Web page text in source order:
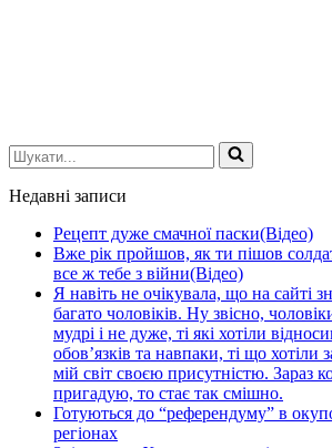
Шукати...
Недавні записи
Рецепт дуже смачної паски(Відео)
Вже рік пройшов, як ти пішов
все ж тебе з війни(Відео)
Я навіть не очікувала, що на сайті
багато чоловіків. Ну звісно,
мудрі і не дуже, ті які хотіли
обов’язків та навпаки, ті що хотіли
мій світ своєю присутністю. Зараз
пригадую, то стає так смішно.
Готуються до “референдуму” в
регіонах